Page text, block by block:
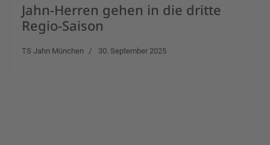
Jahn-Herren gehen in die dritte
Regio-Saison
TS Jahn München 30. September 2025